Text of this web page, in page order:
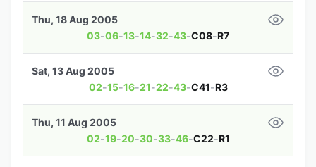
03-06-13-14-32-43-C08-R7
Thu, 18 Aug 2005
02-15-16-21-22-43-C41-R3
Sat, 13 Aug 2005
02-19-20-30-33-46-C22-R1
Thu, 11 Aug 2005